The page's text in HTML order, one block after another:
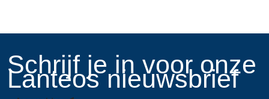
​Schrijf je in voor onze
Lanteos nieuwsbrief